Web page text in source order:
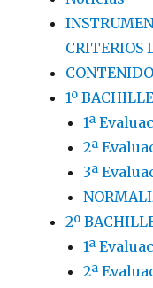
CRITERIOS
1º
1ª
2ª
3ª
2º
1ª
2ª